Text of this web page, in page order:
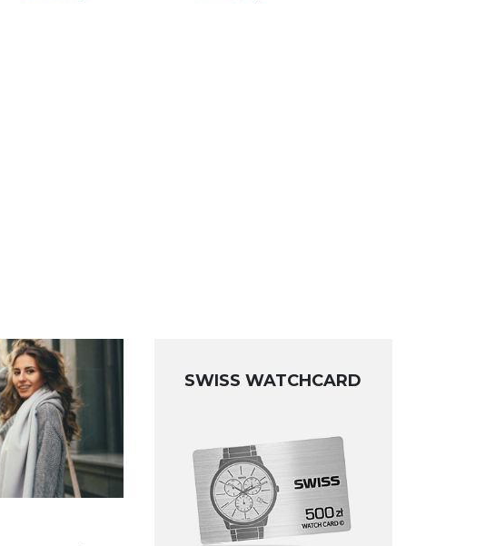
SWISS WATCHCARD